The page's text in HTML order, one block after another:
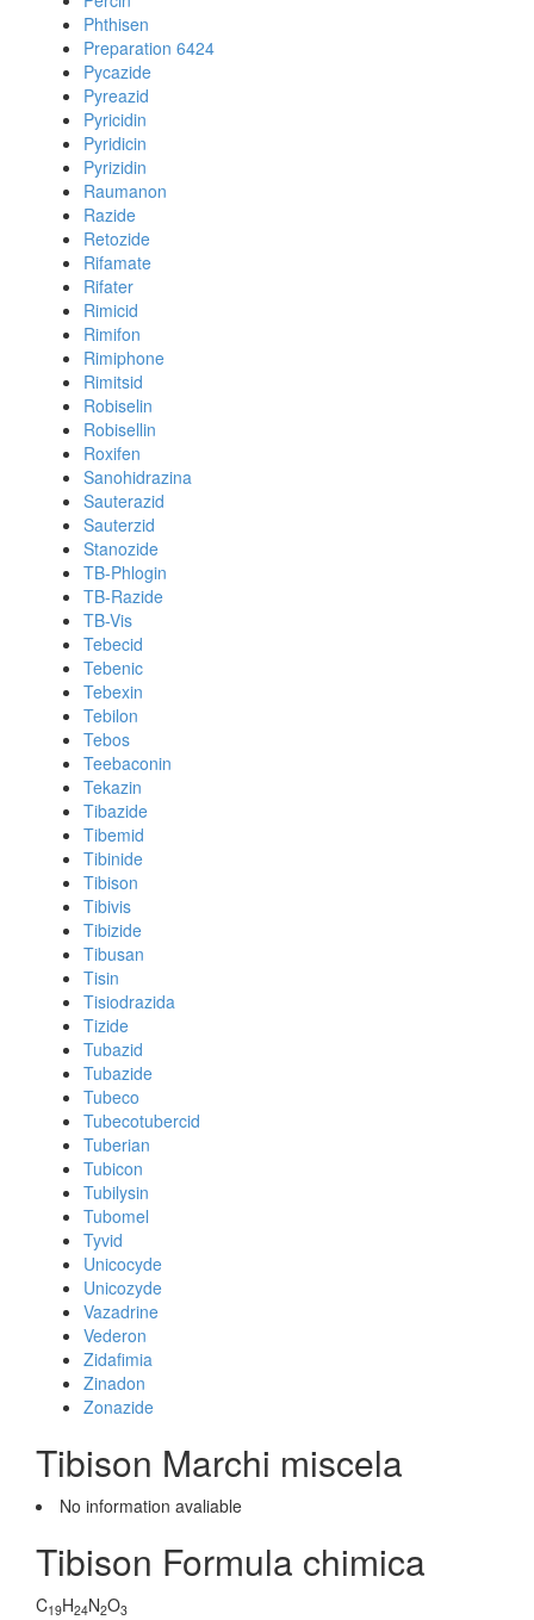
Phthisen
Preparation 6424
Pycazide
Pyreazid
Pyricidin
Pyridicin
Pyrizidin
Raumanon
Razide
Retozide
Rifamate
Rifater
Rimicid
Rimifon
Rimiphone
Rimitsid
Robiselin
Robisellin
Roxifen
Sanohidrazina
Sauterazid
Sauterzid
Stanozide
TB-Phlogin
TB-Razide
TB-Vis
Tebecid
Tebenic
Tebexin
Tebilon
Tebos
Teebaconin
Tekazin
Tibazide
Tibemid
Tibinide
Tibison
Tibivis
Tibizide
Tibusan
Tisin
Tisiodrazida
Tizide
Tubazid
Tubazide
Tubeco
Tubecotubercid
Tuberian
Tubicon
Tubilysin
Tubomel
Tyvid
Unicocyde
Unicozyde
Vazadrine
Vederon
Zidafimia
Zinadon
Zonazide
Tibison Marchi miscela
No information avaliable
Tibison Formula chimica
C19H24N2O3